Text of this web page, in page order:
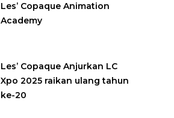
Les’ Copaque Animation
Academy
Les’ Copaque Anjurkan LC
Xpo 2025 raikan ulang tahun
ke-20